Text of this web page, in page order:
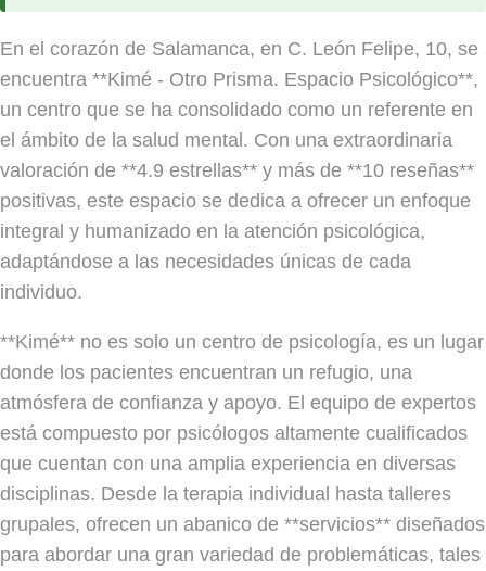
En el corazón de Salamanca, en C. León Felipe, 10, se
encuentra **Kimé - Otro Prisma. Espacio Psicológico**,
un centro que se ha consolidado como un referente en
el ámbito de la salud mental. Con una extraordinaria
valoración de **4.9 estrellas** y más de **10 reseñas**
positivas, este espacio se dedica a ofrecer un enfoque
integral y humanizado en la atención psicológica,
adaptándose a las necesidades únicas de cada
individuo.
**Kimé** no es solo un centro de psicología, es un lugar
donde los pacientes encuentran un refugio, una
atmósfera de confianza y apoyo. El equipo de expertos
está compuesto por psicólogos altamente cualificados
que cuentan con una amplia experiencia en diversas
disciplinas. Desde la terapia individual hasta talleres
grupales, ofrecen un abanico de **servicios** diseñados
para abordar una gran variedad de problemáticas, tales